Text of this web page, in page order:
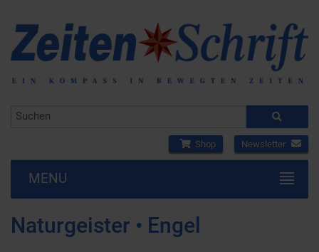
Shop Newsletter
MENU
Naturgeister • Engel